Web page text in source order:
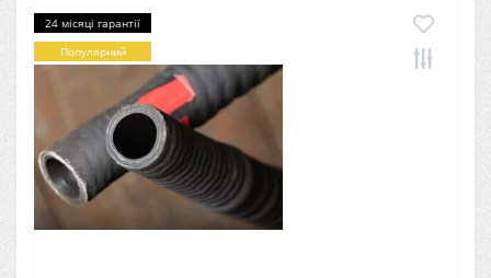
24 місяці гарантії
Популярний